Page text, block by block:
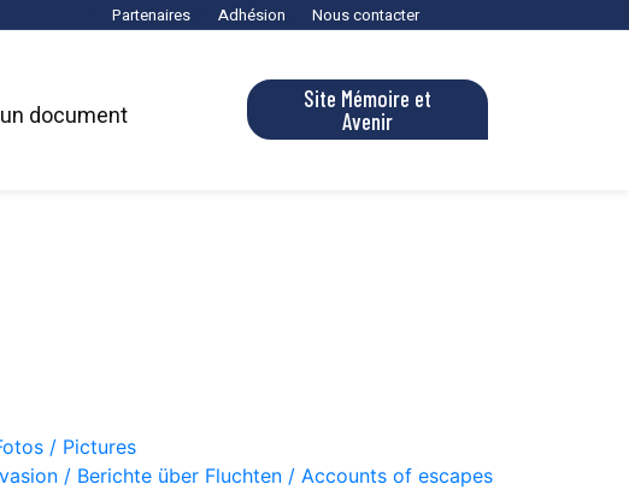
Partenaires Adhésion Nous contacter
document
Site Mémoire et
Avenir
/ Pictures
/ Berichte über Fluchten / Accounts of escapes